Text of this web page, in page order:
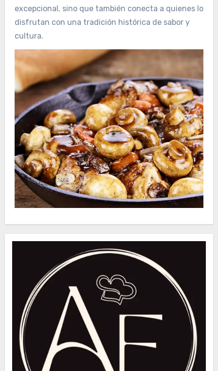
excepcional, sino que también conecta a quienes lo
disfrutan con una tradición histórica de sabor y
cultura.